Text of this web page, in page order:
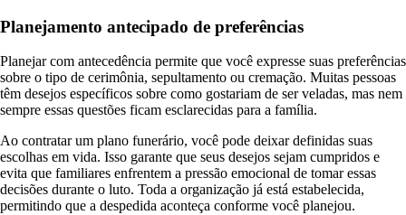
Planejamento antecipado de preferências
Planejar com antecedência permite que você expresse suas preferências
sobre o tipo de cerimônia, sepultamento ou cremação. Muitas pessoas
têm desejos específicos sobre como gostariam de ser veladas, mas nem
sempre essas questões ficam esclarecidas para a família.
Ao contratar um plano funerário, você pode deixar definidas suas
escolhas em vida. Isso garante que seus desejos sejam cumpridos e
evita que familiares enfrentem a pressão emocional de tomar essas
decisões durante o luto. Toda a organização já está estabelecida,
permitindo que a despedida aconteça conforme você planejou.